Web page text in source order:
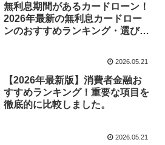
無利息期間があるカードローン！
2026年最新の無利息カードロー
ンのおすすめランキング・選び
2026.05.21
【2026年最新版】消費者金融お
すすめランキング！重要な項目を
徹底的に比較しました。
2026.05.21